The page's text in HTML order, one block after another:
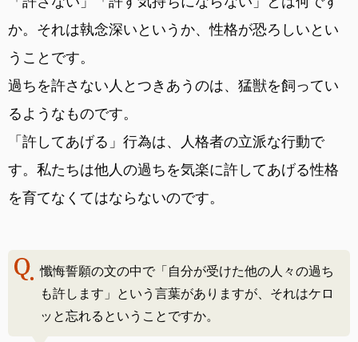
か。それは執念深いというか、性格が恐ろしいとい
うことです。
過ちを許さない人とつきあうのは、猛獣を飼ってい
るようなものです。
「許してあげる」行為は、人格者の立派な行動で
す。私たちは他人の過ちを気楽に許してあげる性格
を育てなくてはならないのです。
懺悔誓願の文の中で「自分が受けた他の人々の過ち
も許します」という言葉がありますが、それはケロ
ッと忘れるということですか。